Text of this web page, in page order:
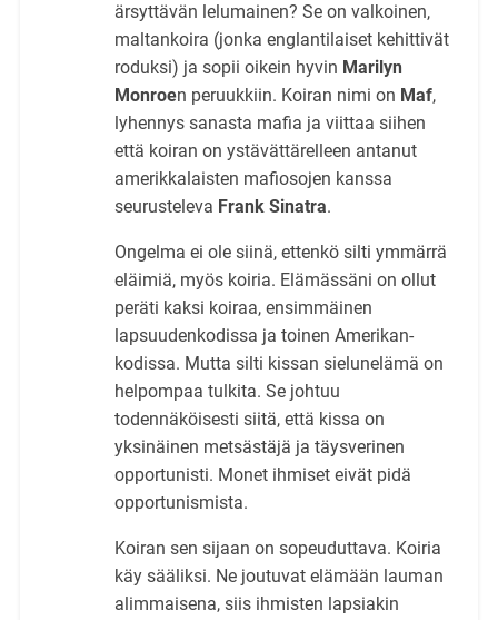
ärsyttävän lelumainen? Se on valkoinen,
maltankoira (jonka englantilaiset kehittivät
roduksi) ja sopii oikein hyvin Marilyn
Monroen peruukkiin. Koiran nimi on Maf,
lyhennys sanasta mafia ja viittaa siihen
että koiran on ystävättärelleen antanut
amerikkalaisten mafiosojen kanssa
seurusteleva Frank Sinatra.
Ongelma ei ole siinä, ettenkö silti ymmärrä
eläimiä, myös koiria. Elämässäni on ollut
peräti kaksi koiraa, ensimmäinen
lapsuudenkodissa ja toinen Amerikan-
kodissa. Mutta silti kissan sielunelämä on
helpompaa tulkita. Se johtuu
todennäköisesti siitä, että kissa on
yksinäinen metsästäjä ja täysverinen
opportunisti. Monet ihmiset eivät pidä
opportunismista.
Koiran sen sijaan on sopeuduttava. Koiria
käy sääliksi. Ne joutuvat elämään lauman
alimmaisena, siis ihmisten lapsiakin